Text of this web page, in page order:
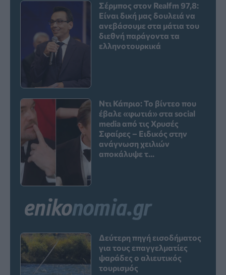
Σέρμπος στον Realfm 97,8:
Είναι δική μας δουλειά να
ανεβάσουμε στα μάτια του
διεθνή παράγοντα τα
ελληνοτουρκικά
Ντι Κάπριο: Το βίντεο που
έβαλε «φωτιά» στα social
media από τις Χρυσές
Σφαίρες – Ειδικός στην
ανάγνωση χειλιών
αποκάλυψε τ...
Δεύτερη πηγή εισοδήματος
για τους επαγγελματίες
ψαράδες ο αλιευτικός
τουρισμός